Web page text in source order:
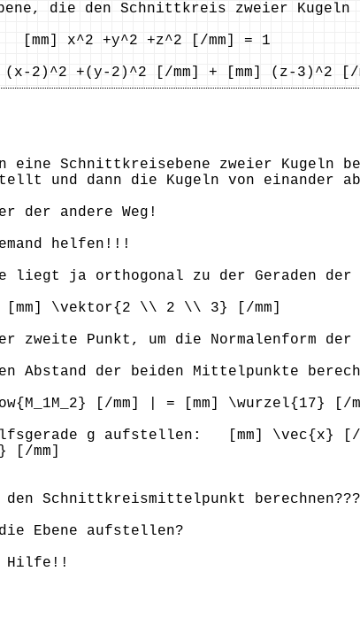
die den Schnittkreis zweier Kugeln
+y^2 +z^2 [/mm] = 1
+(y-2)^2 [/mm] + [mm] (z-3)^2 [/
eine Schnittkreisebene zweier Kugeln
und dann die Kugeln von einander
der andere Weg!
helfen!!!
liegt ja orthogonal zu der Geraden
[mm] \vektor{2 \\ 2 \\ 3} [/mm]
zweite Punkt, um die Normalenform der
Abstand der beiden Mittelpunkte
[/mm] | = [mm] \wurzel{17} [/
g aufstellen: [mm] \vec{x} [/
mm]
Schnittkreismittelpunkt berechnen???
Ebene aufstellen?
Hilfe!!